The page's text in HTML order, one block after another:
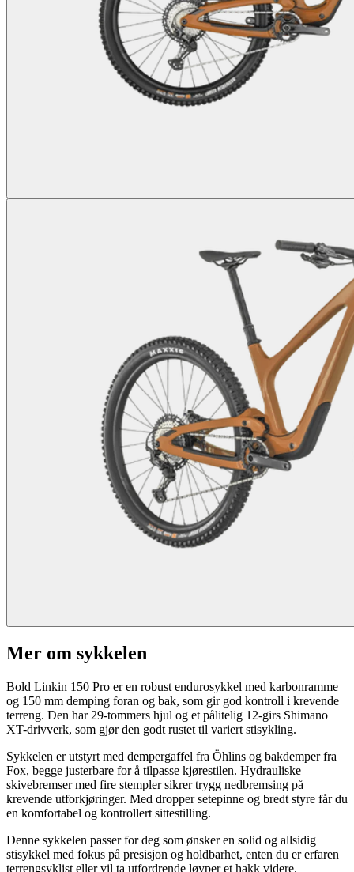
Mer om sykkelen
Bold Linkin 150 Pro er en robust endurosykkel med karbonramme
og 150 mm demping foran og bak, som gir god kontroll i krevende
terreng. Den har 29-tommers hjul og et pålitelig 12-girs Shimano
XT-drivverk, som gjør den godt rustet til variert stisykling.
Sykkelen er utstyrt med dempergaffel fra Öhlins og bakdemper fra
Fox, begge justerbare for å tilpasse kjørestilen. Hydrauliske
skivebremser med fire stempler sikrer trygg nedbremsing på
krevende utforkjøringer. Med dropper setepinne og bredt styre får du
en komfortabel og kontrollert sittestilling.
Denne sykkelen passer for deg som ønsker en solid og allsidig
stisykkel med fokus på presisjon og holdbarhet, enten du er erfaren
terrengsyklist eller vil ta utfordrende løyper et hakk videre.